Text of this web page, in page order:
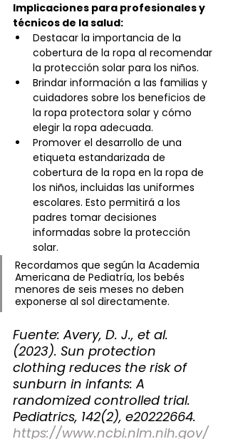
Implicaciones para profesionales y
técnicos de la salud:
Destacar la importancia de la
cobertura de la ropa al recomendar
la protección solar para los niños.
Brindar información a las familias y
cuidadores sobre los beneficios de
la ropa protectora solar y cómo
elegir la ropa adecuada.
Promover el desarrollo de una
etiqueta estandarizada de
cobertura de la ropa en la ropa de
los niños, incluidas las uniformes
escolares. Esto permitirá a los
padres tomar decisiones
informadas sobre la protección
solar.
Recordamos que según la Academia
Americana de Pediatría, los bebés
menores de seis meses no deben
exponerse al sol directamente.
Fuente: Avery, D. J., et al.
(2023). Sun protection
clothing reduces the risk of
sunburn in infants: A
randomized controlled trial.
Pediatrics, 142(2), e20222664.
https://www.ncbi.nlm.nih.gov/